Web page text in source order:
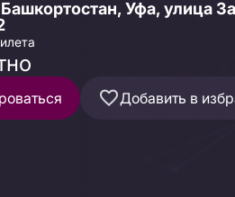
Уфа, улица
Добавить в